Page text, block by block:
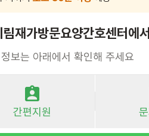
림재가방문요양간호센터에
보는 아래에서 확인해 주세요
간편지원